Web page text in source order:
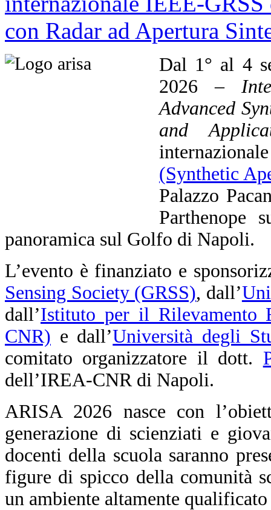
Dal 1° al 4
2026 –
Advanced
and
(Synthetic
Palazzo
Parthenope
panoramica sul Golfo di Napoli.
L’evento è finanziato e
Sensing Society (GRSS), dall’
dall’Istituto per il Rilevamento
CNR) e dall’Università degli
comitato organizzatore il dott.
dell’IREA-CNR di Napoli.
ARISA 2026 nasce con
generazione di scienziati e
docenti della scuola saranno
figure di spicco della comunità
un ambiente altamente